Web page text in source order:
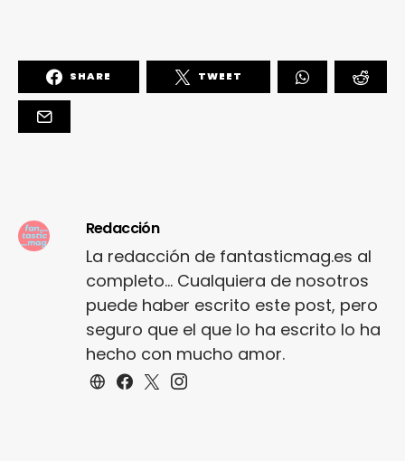
SHARE TWEET
Redacción
La redacción de fantasticmag.es al
completo... Cualquiera de nosotros
puede haber escrito este post, pero
seguro que el que lo ha escrito lo ha
hecho con mucho amor.